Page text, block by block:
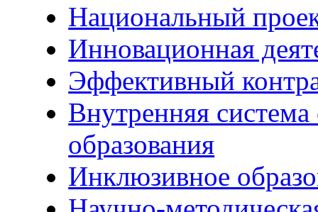
Национальный
Инновационная
Эффективный
Внутренняя система
образования
Инклюзивное